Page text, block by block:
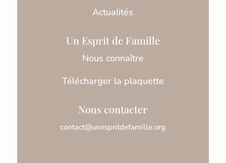
Actualités
Un Esprit de Famille
Nous connaître
Télécharger la plaquette
Nous contacter
contact@unespritdefamille.org